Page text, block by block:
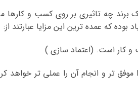
برند چه تاثیری بر روی کسب و کارها
که عمده ترین این مزایا عبارتند از:
و کار است. (اعتماد سازی )
موفق تر و انجام آن را عملی تر خواهد